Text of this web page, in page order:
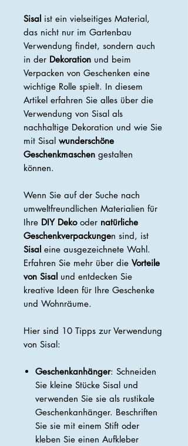
Sisal ist ein vielseitiges Material,
das nicht nur im Gartenbau
Verwendung findet, sondern auch
in der Dekoration und beim
Verpacken von Geschenken eine
wichtige Rolle spielt. In diesem
Artikel erfahren Sie alles über die
Verwendung von Sisal als
nachhaltige Dekoration und wie Sie
mit Sisal wunderschöne
Geschenkmaschen gestalten
können.
Wenn Sie auf der Suche nach
umweltfreundlichen Materialien für
Ihre DIY Dekooder natürliche
Geschenkverpackungen sind, ist
Sisal eine ausgezeichnete Wahl.
Erfahren Sie mehr über die Vorteile
von Sisal und entdecken Sie
kreative Ideen für Ihre Geschenke
und Wohnräume.
Hier sind 10 Tipps zur Verwendung
von Sisal:
Geschenkanhänger: Schneiden
Sie kleine Stücke Sisal und
verwenden Sie sie als rustikale
Geschenkanhänger. Beschriften
Sie sie mit einem Stift oder
kleben Sie einen Aufkleber